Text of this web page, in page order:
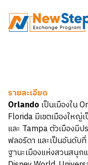
รายละเอียด
Orlando เป็นเมืองใน
Florida มีเขตเมืองใหญ่
และ Tampa ตัวเมืองมี
ฟลอริดา และเป็นอันดับ
ฐานะเมืองแห่งสวนสนุก